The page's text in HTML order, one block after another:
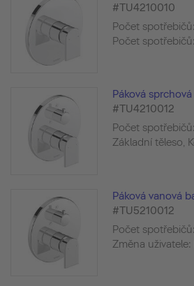
#TU4210010
Počet
Počet
Páková
#TU4210012
Počet
Základní těleso,
Páková vanová
#TU5210012
Počet
Změna uživatele: